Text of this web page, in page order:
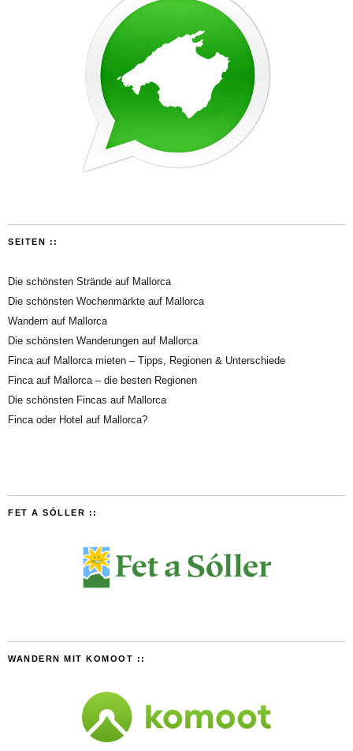
SEITEN ::
Die schönsten Strände auf Mallorca
Die schönsten Wochenmärkte auf Mallorca
Wandern auf Mallorca
Die schönsten Wanderungen auf Mallorca
Finca auf Mallorca mieten – Tipps, Regionen & Unterschiede
Finca auf Mallorca – die besten Regionen
Die schönsten Fincas auf Mallorca
Finca oder Hotel auf Mallorca?
FET A SÓLLER ::
WANDERN MIT KOMOOT ::